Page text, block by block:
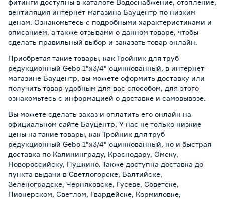
вентиляция интернет-магазина Бауцентр по низким
ценам. Ознакомьтесь с подробными характеристиками и
описанием, а также отзывами о данном товаре, чтобы
сделать правильный выбор и заказать товар онлайн.
Приобретая такие товары, как Тройник для труб
редукционный Gebo 1"x3/4" оцинкованный, в интернет-
магазине Бауцентр, вы можете оформить доставку или
получить товар удобным для вас способом, для этого
ознакомьтесь с информацией о доставке и самовывозе.
Вы можете сделать заказ и оплатить его онлайн на
официальном сайте Бауцентр. У нас не только низкие
цены на такие товары, как Тройник для труб
редукционный Gebo 1"x3/4" оцинкованный, но и быстрая
доставка по Калининграду, Краснодару, Омску,
Новороссийску, Пушкино. Также доступна доставка до
пункта выдачи в Светлогорске, Балтийске,
Зеленоградске, Черняховске, Гусеве, Советске,
Пионерском, Светлом, Гвардейске, Кормиловке,